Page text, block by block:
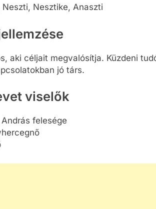
Nesztike, Anaszti
aki céljait megvalósítja. Küzdeni
jó társ.
viselők
felesége